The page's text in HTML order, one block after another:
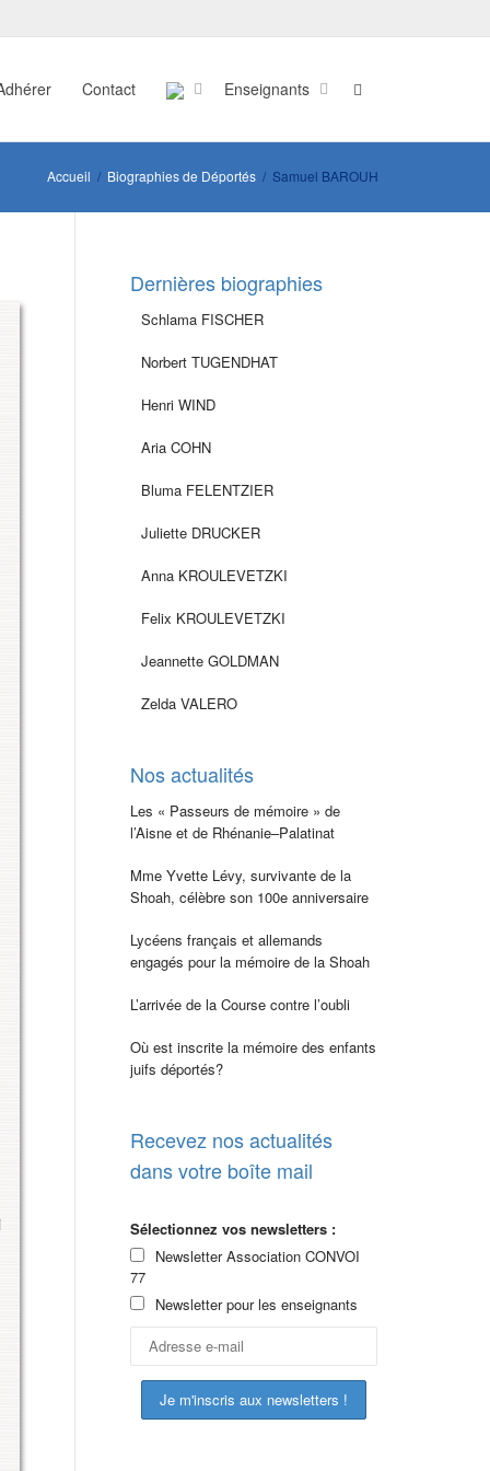
Contact Enseignants
Accueil Biographies de Déportés Samuel BAROUH
Dernières biographies
Schlama FISCHER
Norbert TUGENDHAT
Henri WIND
Aria COHN
Bluma FELENTZIER
Juliette DRUCKER
Anna KROULEVETZKI
Felix KROULEVETZKI
Jeannette GOLDMAN
Zelda VALERO
Nos actualités
Les « Passeurs de mémoire » de
l’Aisne et de Rhénanie–Palatinat
Mme Yvette Lévy, survivante de la
Shoah, célèbre son 100e anniversaire
Lycéens français et allemands
engagés pour la mémoire de la Shoah
L’arrivée de la Course contre l’oubli
Où est inscrite la mémoire des enfants
juifs déportés?
Recevez nos actualités
dans votre boîte mail
Sélectionnez vos newsletters :
Newsletter Association CONVOI
77
Newsletter pour les enseignants